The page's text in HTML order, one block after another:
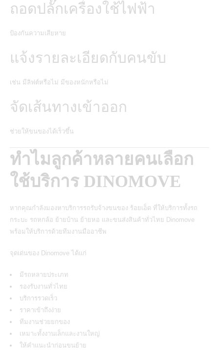
ถอดปลั๊กเครื่องใช้ไฟฟ้า
ป้องกันความเสียหาย
แจ้งรายละเอียดกับคนขับ
เช่น มีลิฟต์หรือไม่ มีของหนักหรือไม่
จัดเส้นทางเข้าออก
ช่วยให้ขนของได้เร็วขึ้น
ทำไมลูกค้าหลายคนเลือก
ใช้บริการ DINOMOVE
หากคุณกำลังมองหาบริการรถรับจ้างขนของ ร้อยเอ็ด ที่ให้บริการทั้งรถ
กระบะ รถหกล้อ ย้ายบ้าน ย้ายหอ และขนส่งสินค้าทั่วไทย Dinomove
พร้อมให้บริการด้วยทีมงานมืออาชีพ
จุดเด่นของ Dinomove ได้แก่
มีรถหลายประเภท
รองรับงานทั่วไทย
บริการรวดเร็ว
ราคาเข้าถึงง่าย
ทีมงานช่วยยกของ
เหมาะทั้งงานเล็กและงานใหญ่
ให้คำแนะนำก่อนขนย้าย